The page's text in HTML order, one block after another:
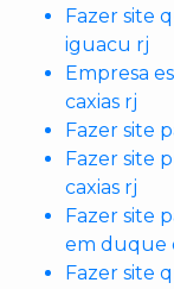
Fazer site
iguacu rj
Empresa
caxias rj
Fazer site
Fazer site
caxias rj
Fazer site
em duque
Fazer site